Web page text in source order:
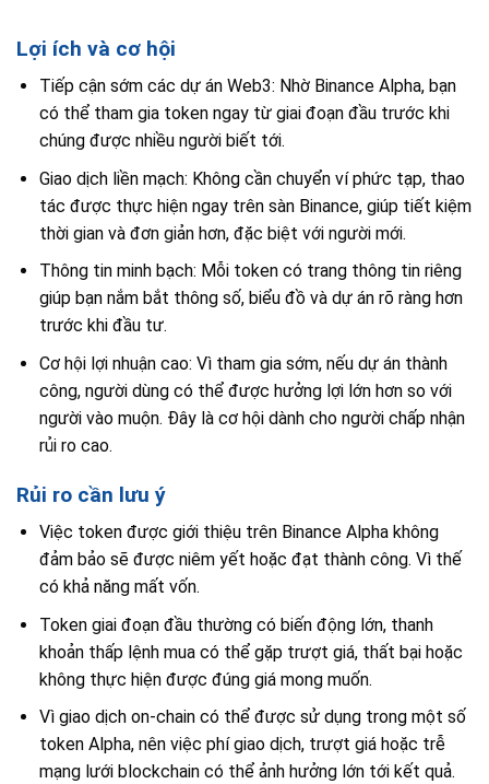
Lợi ích và cơ hội
Tiếp cận sớm các dự án Web3: Nhờ Binance Alpha, bạn
có thể tham gia token ngay từ giai đoạn đầu trước khi
chúng được nhiều người biết tới.
Giao dịch liền mạch: Không cần chuyển ví phức tạp, thao
tác được thực hiện ngay trên sàn Binance, giúp tiết kiệm
thời gian và đơn giản hơn, đặc biệt với người mới.
Thông tin minh bạch: Mỗi token có trang thông tin riêng
giúp bạn nắm bắt thông số, biểu đồ và dự án rõ ràng hơn
trước khi đầu tư.
Cơ hội lợi nhuận cao: Vì tham gia sớm, nếu dự án thành
công, người dùng có thể được hưởng lợi lớn hơn so với
người vào muộn. Đây là cơ hội dành cho người chấp nhận
rủi ro cao.
Rủi ro cần lưu ý
Việc token được giới thiệu trên Binance Alpha không
đảm bảo sẽ được niêm yết hoặc đạt thành công. Vì thế
có khả năng mất vốn.
Token giai đoạn đầu thường có biến động lớn, thanh
khoản thấp lệnh mua có thể gặp trượt giá, thất bại hoặc
không thực hiện được đúng giá mong muốn.
Vì giao dịch on-chain có thể được sử dụng trong một số
token Alpha, nên việc phí giao dịch, trượt giá hoặc trễ
mạng lưới blockchain có thể ảnh hưởng lớn tới kết quả.